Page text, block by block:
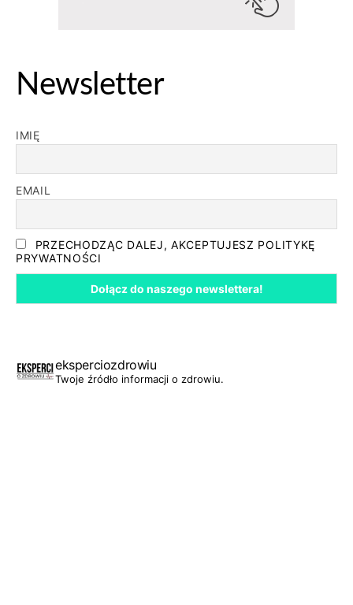
Newsletter
IMIĘ
EMAIL
PRZECHODZĄC DALEJ, AKCEPTUJESZ POLITYKĘ
PRYWATNOŚCI
eksperciozdrowiu
Twoje źródło informacji o zdrowiu.